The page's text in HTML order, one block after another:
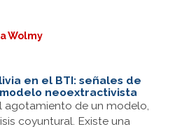
Wolmy
en el BTI: señales de
neoextractivista
agotamiento de un modelo,
coyuntural. Existe una